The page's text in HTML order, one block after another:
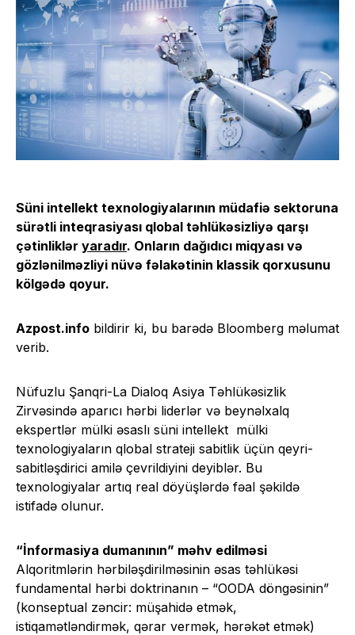
Süni intellekt texnologiyalarının müdafiə sektoruna
sürətli inteqrasiyası qlobal təhlükəsizliyə qarşı
çətinliklər yaradır. Onların dağıdıcı miqyası və
gözlənilməzliyi nüvə fəlakətinin klassik qorxusunu
kölgədə qoyur.
Azpost.info bildirir ki, bu barədə Bloomberg məlumat
verib.
Nüfuzlu Şanqri-La Dialoq Asiya Təhlükəsizlik
Zirvəsində aparıcı hərbi liderlər və beynəlxalq
ekspertlər mülki əsaslı süni intellekt mülki
texnologiyaların qlobal strateji sabitlik üçün qeyri-
sabitləşdirici amilə çevrildiyini deyiblər. Bu
texnologiyalar artıq real döyüşlərdə fəal şəkildə
istifadə olunur.
“İnformasiya dumanının” məhv edilməsi
Alqoritmlərin hərbiləşdirilməsinin əsas təhlükəsi
fundamental hərbi doktrinanın – “OODA döngəsinin”
(konseptual zəncir: müşahidə etmək,
istiqamətləndirmək, qərar vermək, hərəkət etmək)